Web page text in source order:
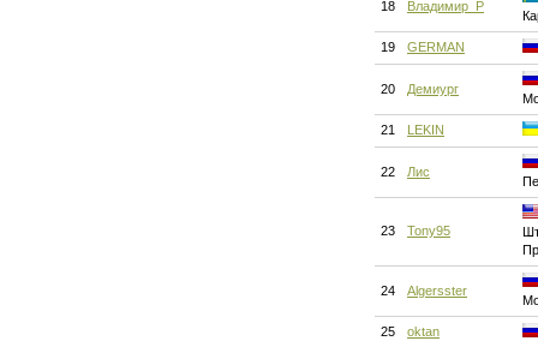
18 Владимир_Р
19 GERMAN
20 Демиург
21 LEKIN
22 Лис
23 Tony95
24 Algersster
25 oktan